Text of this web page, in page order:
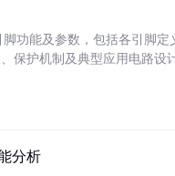
脚功能及参数，包括各引脚
保护机制及典型应用电路
分析